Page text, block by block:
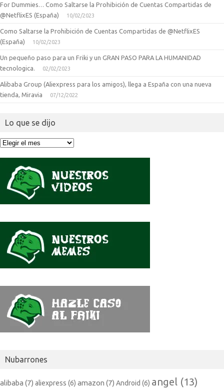
For Dummies… Como Saltarse la Prohibición de Cuentas Compartidas de
@NetflixES (España)
10/02/2023
Como Saltarse la Prohibición de Cuentas Compartidas de @NetflixES
(España)
10/02/2023
Un pequeño paso para un Friki y un GRAN PASO PARA LA HUMANIDAD
tecnologica.
02/02/2023
Alibaba Group (Aliexpress para los amigos), llega a España con una nueva
tienda, Miravia
07/12/2022
Lo que se dijo
Lo
Nubarrones
alibaba (7) aliexpress (6) amazon (7) Android (6) angel (13)